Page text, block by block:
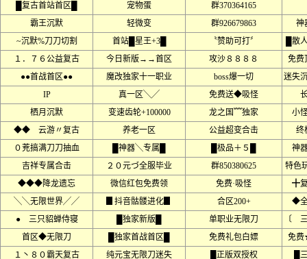
█复古首站首区█
宠物蛋
群370364165
霸王沉默
轻微变 群926679863
神
~沉默%刀刀切割
首站█星王+3█ 〝赞助可打〞
█散
１．７６公益复古
今日新版→→首区 攻沙８８８８
免
●●首战首区●●
魔改独家十一职业 boss爆一切
迷失
IP
真一区╲╱ 免费送◆吸怪
栖月沉默
变速齿轮+100000 龙之国﹌独家
小
◆◆ 云游〃复古
养老一区 公益超变合击
终
０茺搞满刀刀抽血
█神器╲专属█ █极品＋５█
神
吉祥专属合击
２０元づ全服毕业 群850380625
特色
◆◆◆降龙遗忘
微信红包免费领 免费·吸怪
╋
╲╲无限世界╱╱
▊抖音骷髅进化▊ 合区200+
◆
● 三只貂蝉侍寝
█独家新版█ 单职业无限刀
〔
首区◆无限刀
█独家首战首区█ 免费礼包白嫖
免
１丶８０霸天复古
纯元宝无限刀迷失 █正版双授权
█